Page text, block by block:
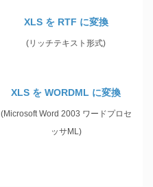
XLS を RTF に変換
(リッチテキスト形式)
XLS を WORDML に変換
(Microsoft Word 2003 ワードプロセ
ッサML)